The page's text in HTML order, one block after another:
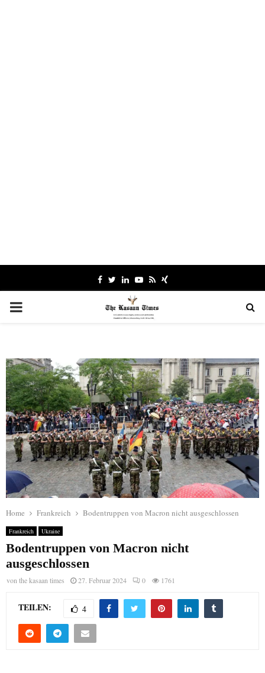
Facebook
TwitterLinkedinYoutube
RssXing
PRIMARY
Home Frankreich Bodentruppen von Macron nicht ausgeschlossen
Frankreich Ukraine
Bodentruppen von Macron nicht
ausgeschlossen
von the kasaan times 27. Februar 2024 0 1761
TEILEN: 4